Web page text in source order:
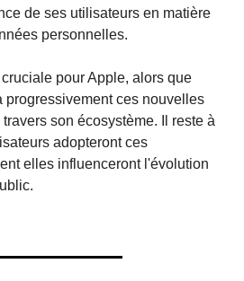
de ses utilisateurs en matière
personnelles.
pour Apple, alors que
progressivement ces nouvelles
son écosystème. Il reste à
adopteront ces
elles influenceront l'évolution